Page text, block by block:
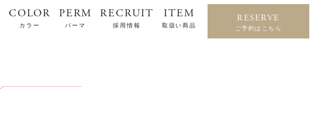
COLOR
カラー
PERM
パーマ
RECRUIT
採用情報
ITEM
取扱い商品
RESERVE
ご予約はこちら